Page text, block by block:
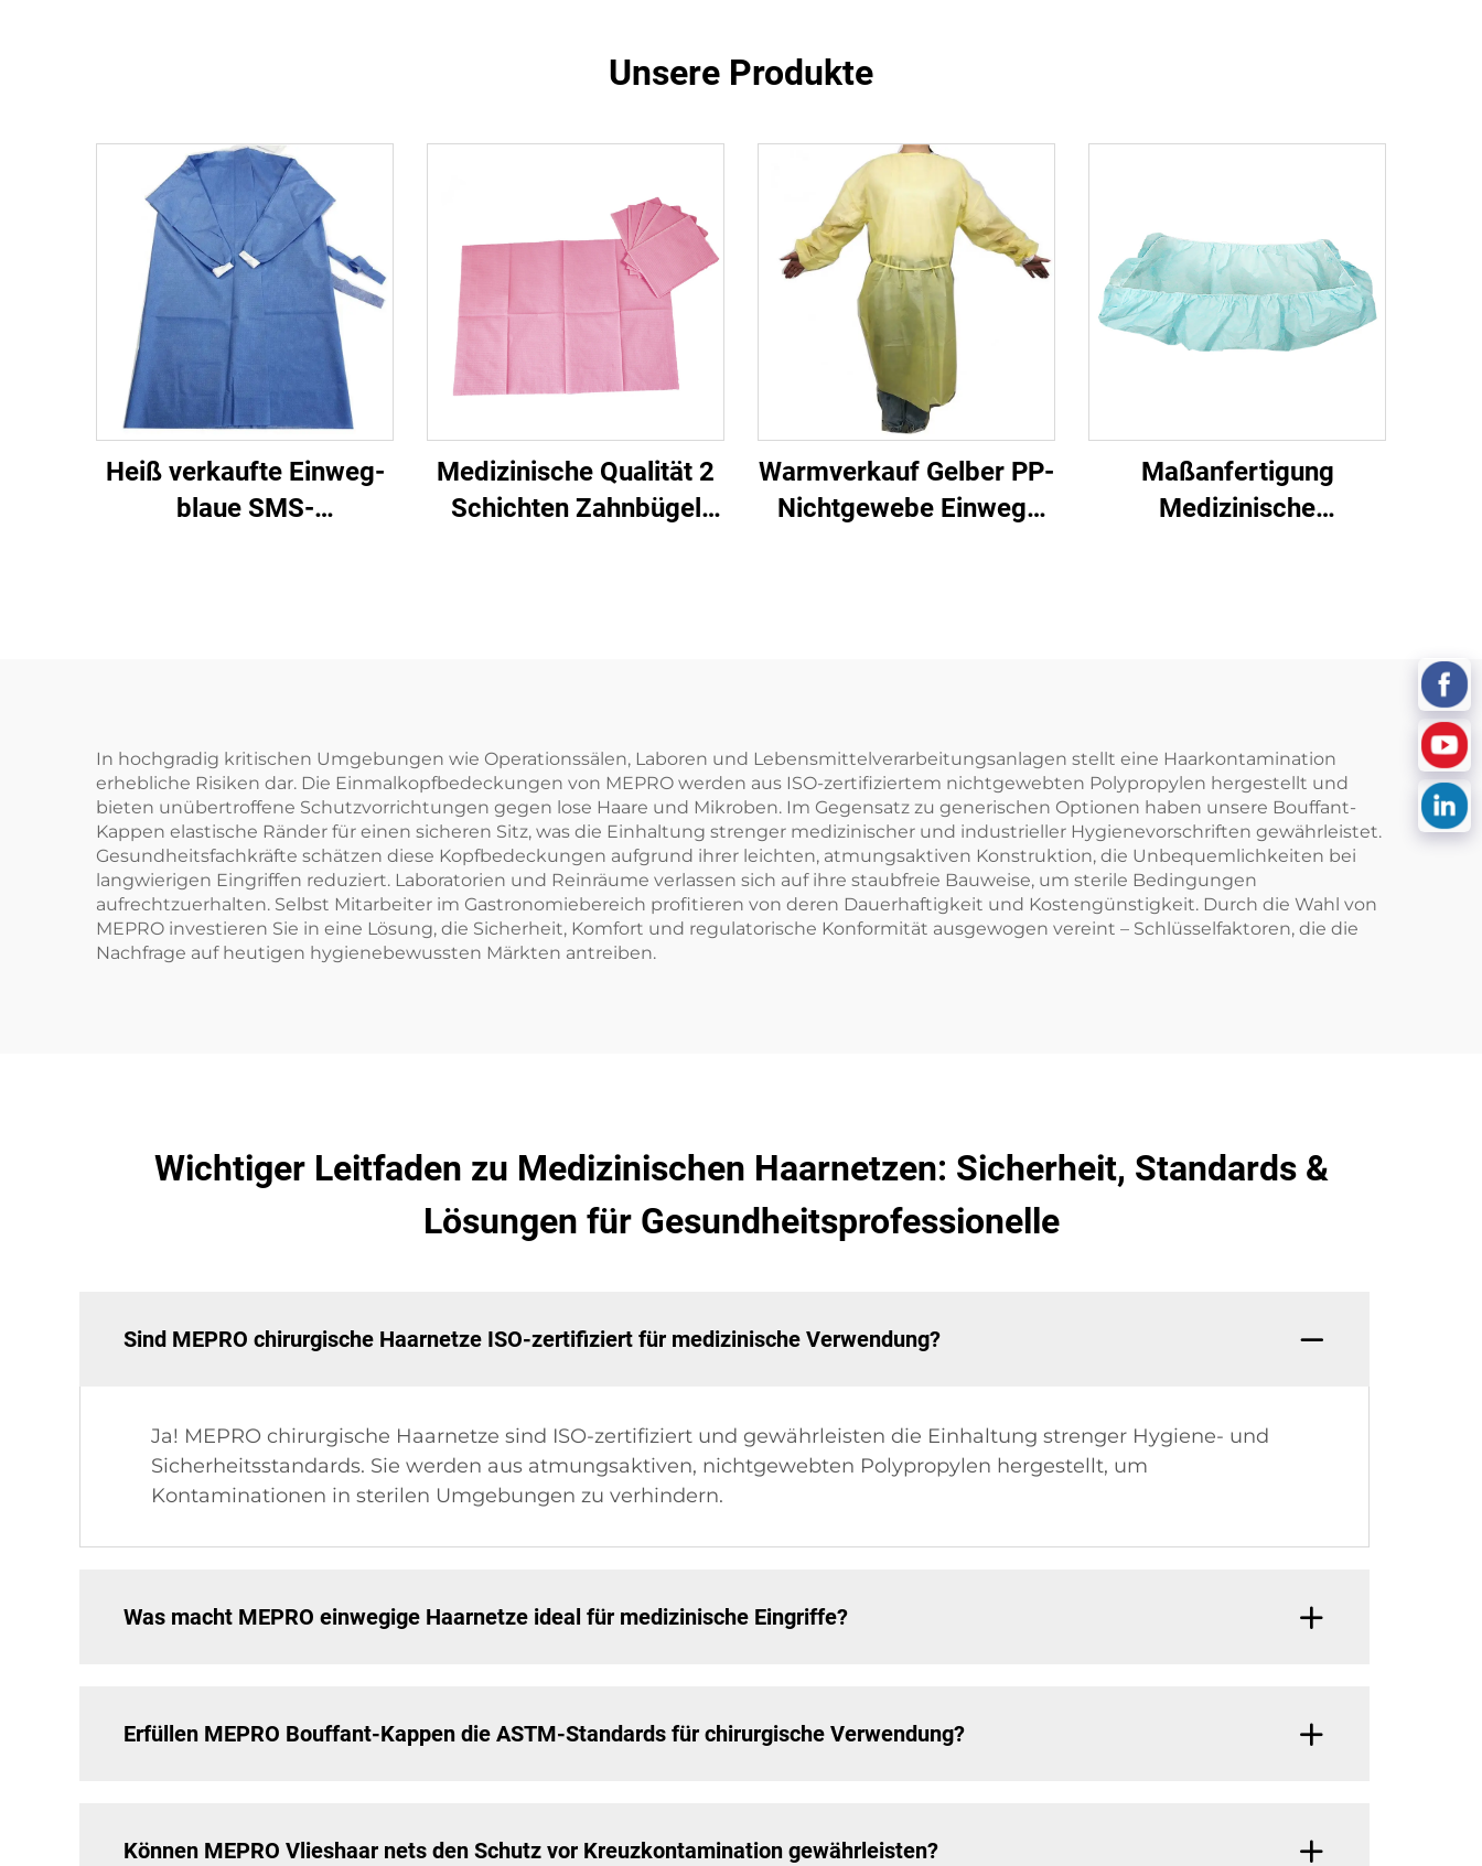
Unsere Produkte
Heiß verkaufte Einweg-
blaue SMS-
Medizinische Qualität 2
Schichten Zahnbügel
Warmverkauf Gelber PP-
Nichtgewebe Einweg-
Maßanfertigung
Medizinische
Einmalbetttuch
In hochgradig kritischen Umgebungen wie Operationssälen, Laboren und Lebensmittelverarbeitungsanlagen stellt eine Haarkontamination
erhebliche Risiken dar. Die Einmalkopfbedeckungen von MEPRO werden aus ISO-zertifiziertem nichtgewebten Polypropylen hergestellt und
bieten unübertroffene Schutzvorrichtungen gegen lose Haare und Mikroben. Im Gegensatz zu generischen Optionen haben unsere Bouffant-
Kappen elastische Ränder für einen sicheren Sitz, was die Einhaltung strenger medizinischer und industrieller Hygienevorschriften gewährleistet.
Gesundheitsfachkräfte schätzen diese Kopfbedeckungen aufgrund ihrer leichten, atmungsaktiven Konstruktion, die Unbequemlichkeiten bei
langwierigen Eingriffen reduziert. Laboratorien und Reinräume verlassen sich auf ihre staubfreie Bauweise, um sterile Bedingungen
aufrechtzuerhalten. Selbst Mitarbeiter im Gastronomiebereich profitieren von deren Dauerhaftigkeit und Kostengünstigkeit. Durch die Wahl von
MEPRO investieren Sie in eine Lösung, die Sicherheit, Komfort und regulatorische Konformität ausgewogen vereint – Schlüsselfaktoren, die die
Nachfrage auf heutigen hygienebewussten Märkten antreiben.
Wichtiger Leitfaden zu Medizinischen Haarnetzen: Sicherheit, Standards &
Lösungen für Gesundheitsprofessionelle
Sind MEPRO chirurgische Haarnetze ISO-zertifiziert für medizinische Verwendung?
Ja! MEPRO chirurgische Haarnetze sind ISO-zertifiziert und gewährleisten die Einhaltung strenger Hygiene- und
Sicherheitsstandards. Sie werden aus atmungsaktiven, nichtgewebten Polypropylen hergestellt, um
Kontaminationen in sterilen Umgebungen zu verhindern.
Was macht MEPRO einwegige Haarnetze ideal für medizinische Eingriffe?
Erfüllen MEPRO Bouffant-Kappen die ASTM-Standards für chirurgische Verwendung?
Können MEPRO Vlieshaar nets den Schutz vor Kreuzkontamination gewährleisten?